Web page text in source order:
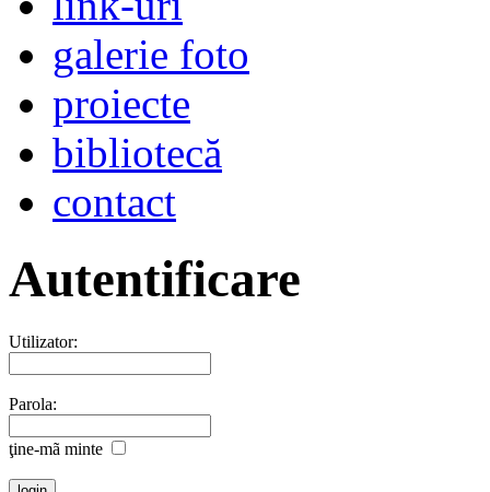
galerie foto
proiecte
bibliotecă
contact
Autentificare
Utilizator:
Parola:
ţine-mã minte